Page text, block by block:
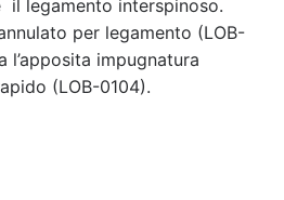
il legamento interspinoso.
per legamento (LOB-
l’apposita impugnatura
(LOB-0104).